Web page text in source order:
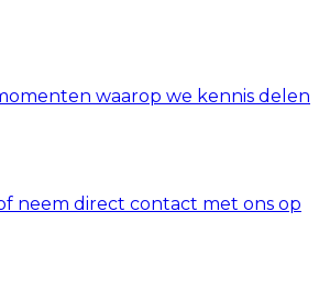
waarop we kennis delen
neem direct contact met ons op